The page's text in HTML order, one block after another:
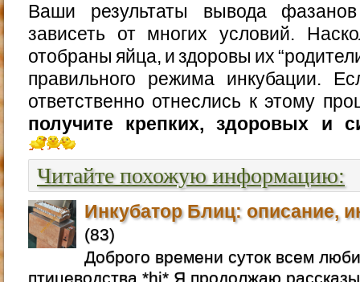
Ваши результаты вывода
зависеть от многих условий.
отобраны яйца, и здоровы их
правильного режима инкубации.
ответственно отнеслись к этому
получите крепких, здоровых и
Читайте похожую информацию:
Инкубатор Блиц: описание,
(83)
Доброго времени суток всем